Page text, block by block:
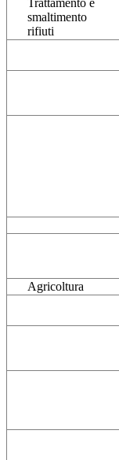
Trattamento e
smaltimento
rifiuti
Agricoltura